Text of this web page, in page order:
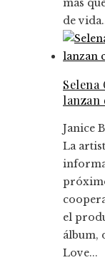
más
de
Selena
lanzan
Janice
La
el
álbum,
Love...